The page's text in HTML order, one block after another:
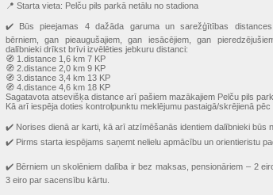
📍 Starta vieta: Pelču pils parkā netālu no stadiona
✔️ Būs pieejamas 4 dažāda garuma un sarežģītības
bērniem, gan pieaugušajiem, gan iesācējiem, gan
dalībnieki drīkst brīvi izvēlēties jebkuru distanci:
🧭 1.distance 1,6 km 7 KP
🧭 2.distance 2,0 km 9 KP
🧭 3.distance 3,4 km 13 KP
🧭 4.distance 4,6 km 18 KP
Sagatavota atsevišķa distance arī pašiem mazākajiem Pelču pils
Kā arī iespēja doties kontrolpunktu meklējumu pastaigā/skrējienā pēc
✔️ Norises dienā ar karti, kā arī atzīmēšanās identiem dalībnieki būs
✔️ Pirms starta iespējams saņemt nelielu apmācību un orientieristu
✔️ Bērniem un skolēniem dalība ir bez maksas, pensionāriem – 2
3 eiro par sacensību kārtu.